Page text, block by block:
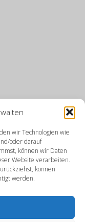
wir Technologien wie
oder darauf
können wir Daten
Website verarbeiten.
können
werden.